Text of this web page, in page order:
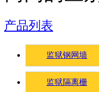
产品列表
监狱钢网墙
监狱隔离栅